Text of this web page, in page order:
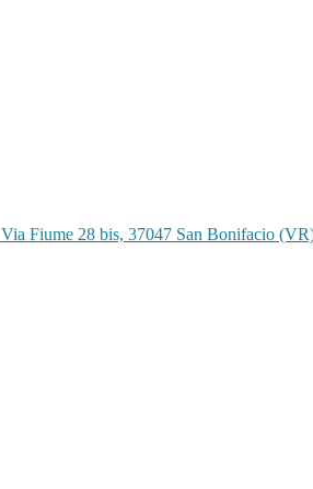
Via Fiume 28 bis, 37047 San Bonifacio